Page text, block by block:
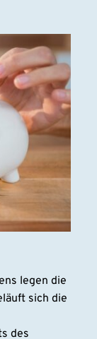
legen die
sich die
des